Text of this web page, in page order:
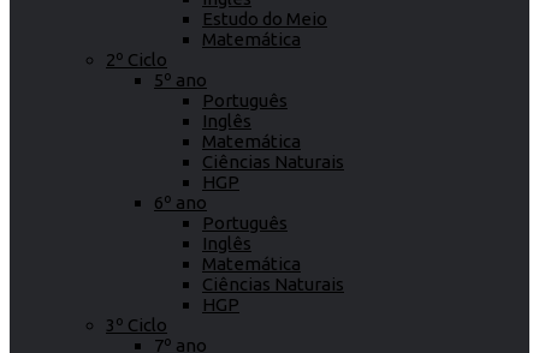
Estudo do Meio
Matemática
2º Ciclo
5º ano
Português
Inglês
Matemática
Ciências Naturais
HGP
6º ano
Português
Inglês
Matemática
Ciências Naturais
HGP
3º Ciclo
7º ano